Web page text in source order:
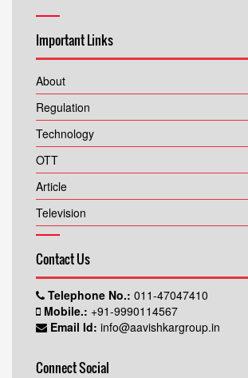
Important Links
About
Regulation
Technology
OTT
Article
Television
Contact Us
Telephone No.: 011-47047410
Mobile.: +91-9990114567
Email Id: info@aavishkargroup.in
Connect Social